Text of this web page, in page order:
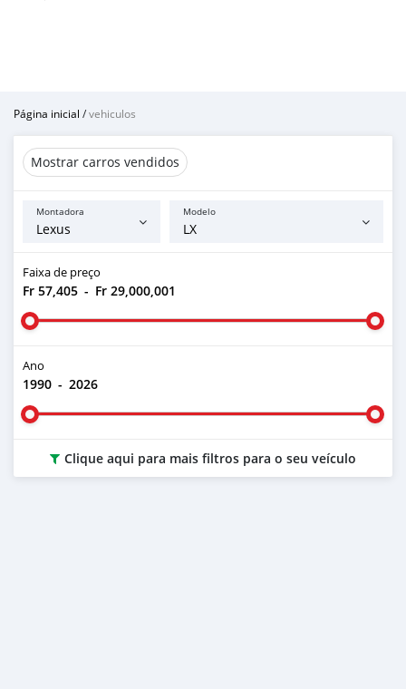
Página inicial /vehiculos
Mostrar carros vendidos
Montadora Modelo
Faixa de preço
Fr 57,405 - Fr 29,000,001
Ano
1990 - 2026
Clique aqui para mais filtros para o seu veículo